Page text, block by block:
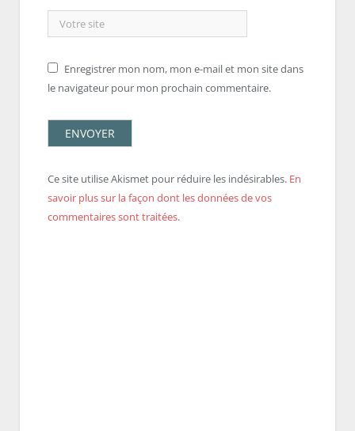
Enregistrer mon nom, mon e-mail et mon site dans
le navigateur pour mon prochain commentaire.
Ce site utilise Akismet pour réduire les indésirables. En
savoir plus sur la façon dont les données de vos
commentaires sont traitées.